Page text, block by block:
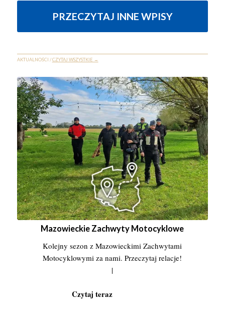
PRZECZYTAJ INNE WPISY
AKTUALNOŚCI /CZYTAJ WSZYSTKIE →
Mazowieckie Zachwyty Motocyklowe
Kolejny sezon z Mazowieckimi Zachwytami
Motocyklowymi za nami. Przeczytaj relacje!
|